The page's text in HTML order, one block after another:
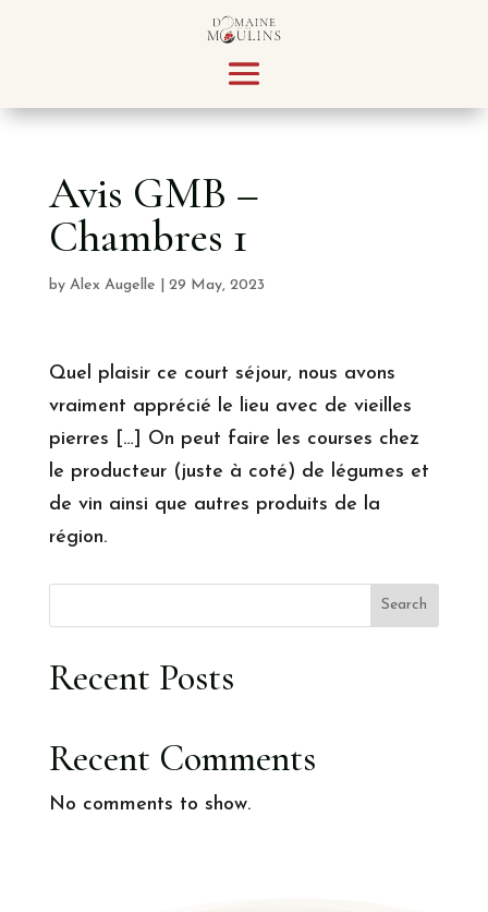
Avis GMB –
Chambres 1
by Alex Augelle 29 May, 2023
Quel plaisir ce court séjour, nous avons
vraiment apprécié le lieu avec de vieilles
pierres […] On peut faire les courses chez
le producteur (juste à coté) de légumes et
de vin ainsi que autres produits de la
région.
Search
Recent Posts
Recent Comments
No comments to show.